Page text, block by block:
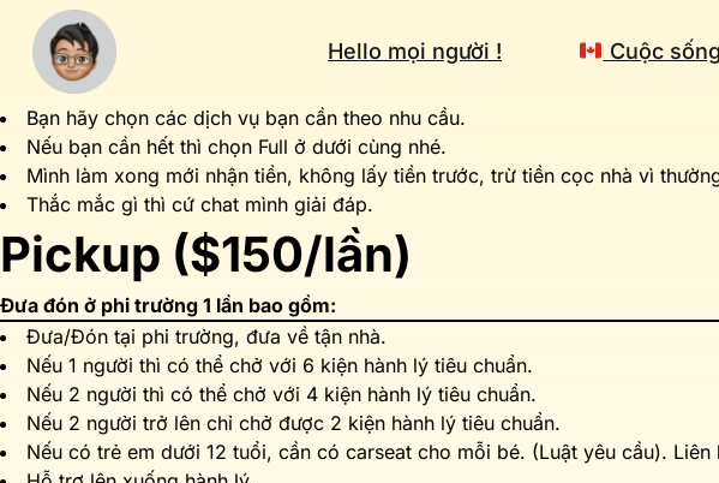
Hello mọi người ! Cuộc
Bạn hãy chọn các dịch vụ bạn cần theo nhu cầu.
Nếu bạn cần hết thì chọn Full ở dưới cùng nhé.
Mình làm xong mới nhận tiền, không lấy tiền trước, trừ tiền cọc nhà vì
Thắc mắc gì thì cứ chat mình giải đáp.
Pickup ($150/lần)
Đưa đón ở phi trường 1 lần bao gồm:
Đưa/Đón tại phi trường, đưa về tận nhà.
Nếu 1 người thì có thể chở với 6 kiện hành lý tiêu chuẩn.
Nếu 2 người thì có thể chở với 4 kiện hành lý tiêu chuẩn.
Nếu 2 người trở lên chỉ chở được 2 kiện hành lý tiêu chuẩn.
Nếu có trẻ em dưới 12 tuổi, cần có carseat cho mỗi bé. (Luật yêu cầu).